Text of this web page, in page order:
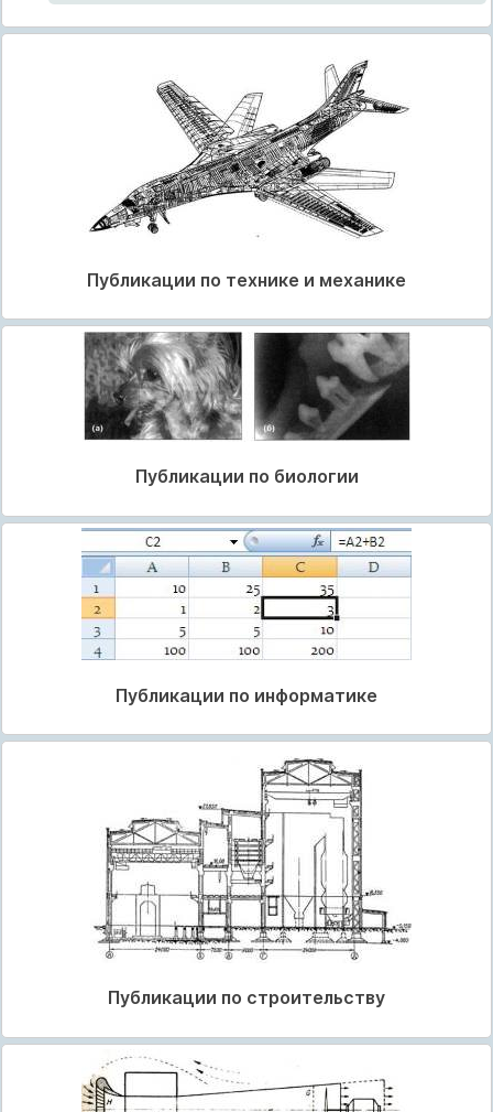
Публикации по технике и механике
Публикации по биологии
Публикации по информатике
Публикации по строительству